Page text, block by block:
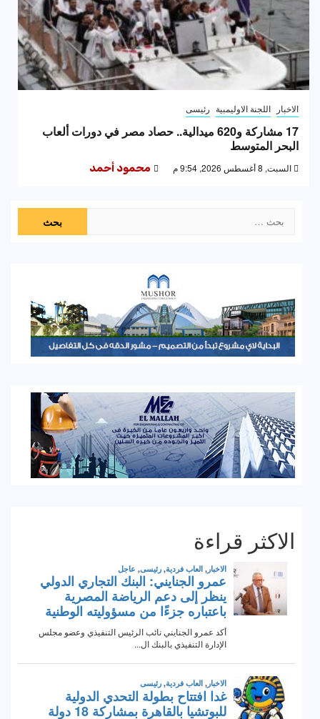
الاخبار اللجنة الاوليمبية رئيسى
17 مشاركة و620 ميدالية.. حصاد مصر في دورات ألعاب
البحر المتوسط
السبت, 8 أغسطس 2026, 9:54 م محمود أحمد
عن:
الاكثر قراءة